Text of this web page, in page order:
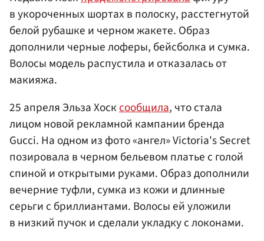
в укороченных шортах в полоску, расстегнутой
белой рубашке и черном жакете. Образ
дополнили черные лоферы, бейсболка и сумка.
Волосы модель распустила и отказалась от
макияжа.
25 апреля Эльза Хосксообщила, что стала
лицом новой рекламной кампании бренда
Gucci. На одном из фото «ангел» Victoria's Secret
позировала в черном бельевом платье с голой
спиной и открытыми руками. Образ дополнили
вечерние туфли, сумка из кожи и длинные
серьги с бриллиантами. Волосы ей уложили
в низкий пучок и сделали укладку с локонами.